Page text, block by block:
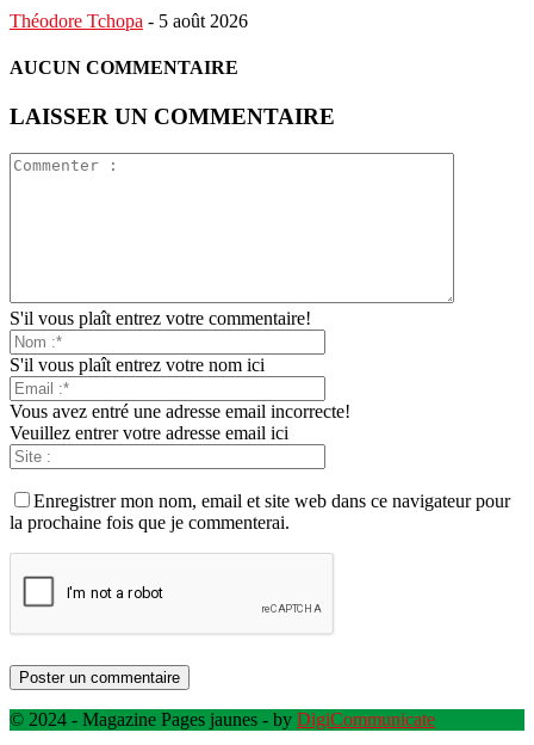
Théodore Tchopa - 5 août 2026
AUCUN COMMENTAIRE
LAISSER UN COMMENTAIRE
S'il vous plaît entrez votre commentaire!
S'il vous plaît entrez votre nom ici
Vous avez entré une adresse email incorrecte!
Veuillez entrer votre adresse email ici
Enregistrer mon nom, email et site web dans ce navigateur pour
la prochaine fois que je commenterai.
© 2024 - Magazine Pages jaunes - by DigiCommunicate